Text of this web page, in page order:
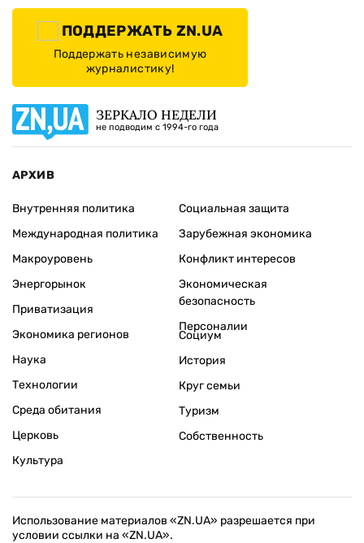
ПОДДЕРЖАТЬ ZN.UA
Поддержать независимую
журналистику!
ЗЕРКАЛО НЕДЕЛИ
не подводим с 1994-го года
АРХИВ
Внутренняя политика
Международная политика
Макроуровень
Энергорынок
Приватизация
Экономика регионов
Социальная защита
Зарубежная экономика
Конфликт интересов
Экономическая
безопасность
Персоналии
Наука
Технологии
Среда обитания
Церковь
Культура
Социум
История
Круг семьи
Туризм
Собственность
Использование материалов «ZN.UA» разрешается при
условии ссылки на «ZN.UA».